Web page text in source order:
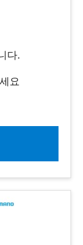
다.
요